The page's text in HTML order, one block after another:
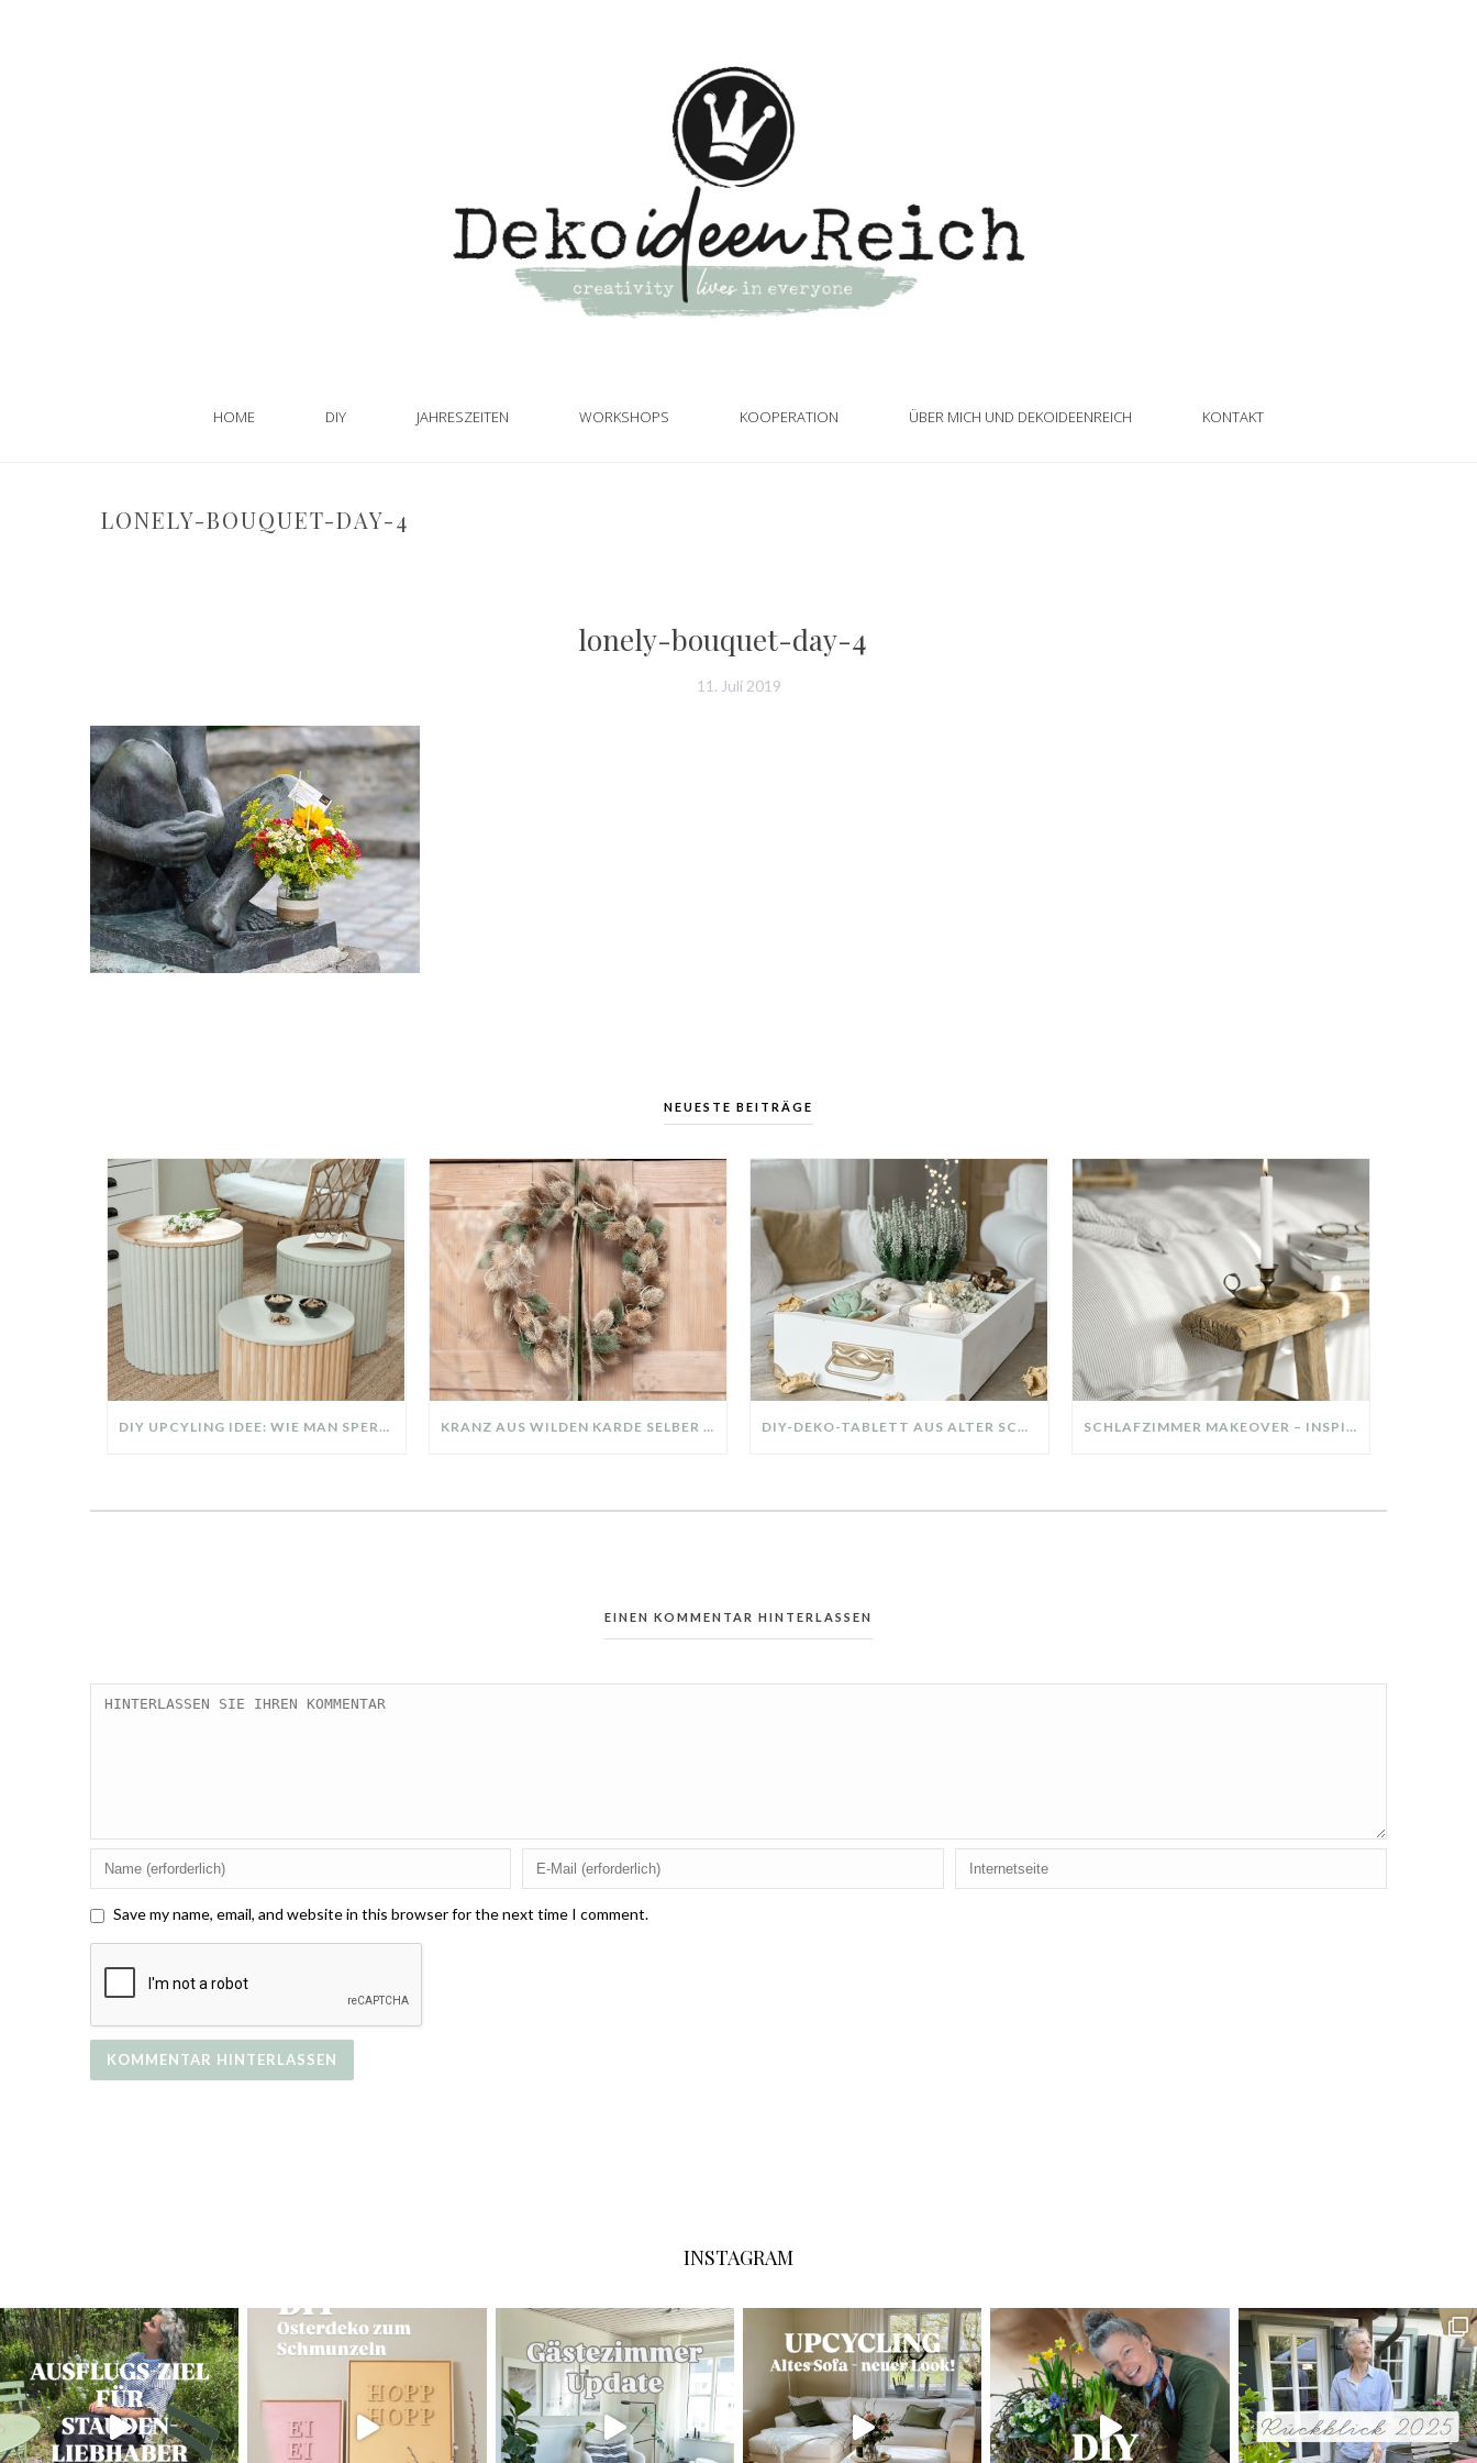
HOME DIY JAHRESZEITEN WORKSHOPS KOOPERATION ÜBER MICH UND DEKOIDEENREICH KONTAKT
LONELY-BOUQUET-DAY-4
lonely-bouquet-day-4
11. Juli 2019
NEUESTE BEITRÄGE
DIY UPCYLING IDEE: WIE MAN SPERRMÜLL IN EIN DESIGNER TEIL VERWANDELT KRANZ AUS WILDEN KARDE SELBER MACHEN: HERBSTDEKO GANZ EINFACH DIY-DEKO-TABLETT AUS ALTER SCHUBLADE – NACHHALTIGE HERBSTDEKO SELBER MACHEN! SCHLAFZIMMER MAKEOVER – INSPIRATION FÜR DEIN SCHLAFZIMMER: AUS ALT MACH NEU – HELL, GEMÜTLICH UND EINLADEND
EINEN KOMMENTAR HINTERLASSEN
Save my name, email, and website in this browser for the next time I comment.
INSTAGRAM